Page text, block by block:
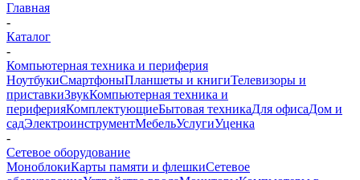
Главная
-
Каталог
-
Компьютерная техника и периферия
НоутбукиСмартфоныПланшеты и книгиТелевизоры и
приставкиЗвукКомпьютерная техника и
периферияКомплектующиеБытовая техникаДля офисаДом и
садЭлектроинструментМебельУслугиУценка
-
Сетевое оборудование
МоноблокиКарты памяти и флешкиСетевое